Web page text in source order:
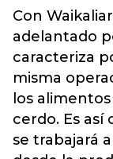
Con
adelantado
caracteriza
misma
los
cerdo. Es
se trabajará